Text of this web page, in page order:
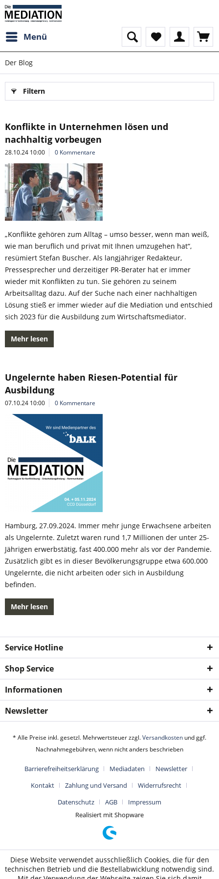
Menü
Der Blog
Filtern
Konflikte in Unternehmen lösen und
nachhaltig vorbeugen
28.10.24 10:00 0 Kommentare
„Konflikte gehören zum Alltag – umso besser, wenn man weiß,
wie man beruflich und privat mit Ihnen umzugehen hat“,
resümiert Stefan Buscher. Als langjähriger Redakteur,
Pressesprecher und derzeitiger PR-Berater hat er immer
wieder mit Konflikten zu tun. Sie gehören zu seinem
Arbeitsalltag dazu. Auf der Suche nach einer nachhaltigen
Lösung stieß er immer wieder auf die Mediation und entschied
sich 2023 für die Ausbildung zum Wirtschaftsmediator.
Mehr lesen
Ungelernte haben Riesen-Potential für
Ausbildung
07.10.24 10:00 0 Kommentare
Hamburg, 27.09.2024. Immer mehr junge Erwachsene arbeiten
als Ungelernte. Zuletzt waren rund 1,7 Millionen der unter 25-
Jährigen erwerbstätig, fast 400.000 mehr als vor der Pandemie.
Zusätzlich gibt es in dieser Bevölkerungsgruppe etwa 600.000
Ungelernte, die nicht arbeiten oder sich in Ausbildung
befinden.
Mehr lesen
Service Hotline
Shop Service
Informationen
Newsletter
* Alle Preise inkl. gesetzl. Mehrwertsteuer zzgl.Versandkosten und ggf.
Nachnahmegebühren, wenn nicht anders beschrieben
Barrierefreiheitserklärung Mediadaten
Newsletter
Kontakt
Zahlung und Versand
Widerrufsrecht
Datenschutz
AGB
Impressum
Realisiert mit Shopware
Diese Website verwendet ausschließlich Cookies, die für den
technischen Betrieb und die Bestellabwicklung notwendig sind.